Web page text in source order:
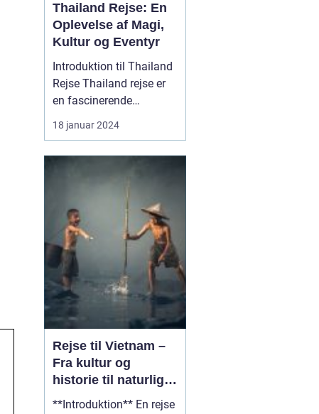
Thailand Rejse: En
Oplevelse af Magi,
Kultur og Eventyr
Introduktion til Thailand
Rejse Thailand rejse er
en fascinerende
oplevelse for rejsende og
eventyrlystne sjæle, der
række naturlige
underværker, historiske
steder, livlige byer og en
unik kultur. Beliggende i
det sydøstlige Asi...
18 januar 2024
Rejse til Vietnam –
Fra kultur og
historie til naturlig
skønhed
**Introduktion** En rejse